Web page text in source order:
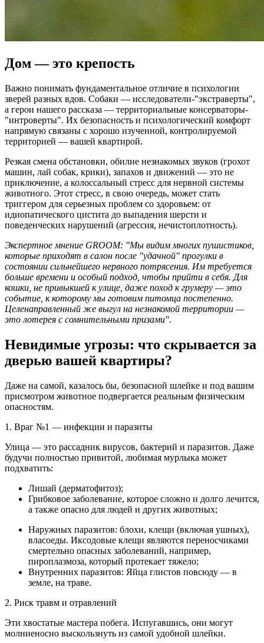
Дом — это крепость
Важно понимать фундаментальное отличие в психологии
зверей разных вдов. Собаки — исследователи-"экстраверты",
а герои нашего рассказа — территориальные консерваторы-
"интроверты". Их безопасность и психологический комфорт
напрямую связаны с хорошо изученной, контролируемой
территорией — вашей квартирой.
Резкая смена обстановки, обилие незнакомых звуков (грохот
машин, лай собак, крики), запахов и движений — это не
приключение, а колоссальный стресс для нервной системы
животного. Этот стресс, в свою очередь, может стать
триггером для серьезных проблем со здоровьем: от
идиопатического цистита до выпадения шерсти и
поведенческих нарушений (агрессия, нечистоплотность).
Экспертное мнение GROOM: "Мы видим многих пушистиков,
которые приходят в салон после "удачной" прогулки в
состоянии сильнейшего нервного потрясения. Им требуется
больше времени и особый подход, чтобы прийти в себя. Для
кошки, не привыкшей к улице, даже поход к грумеру — это
событие, к которому мы готовим питомца постепенно.
Целенаправленный же выгул на незнакомой территории —
это лотерея с сомнительными призами".
Невидимые угрозы: что скрывается за
дверью вашей квартиры?
Даже на самой, казалось бы, безопасной шлейке и под вашим
присмотром животное подвергается реальным физическим
опасностям.
1. Враг №1 — инфекции и паразиты
Улица — это рассадник вирусов, бактерий и паразитов. Даже
будучи полностью привитой, любимая мурлыка может
подхватить:
Лишай (дерматофитоз);
Грибковое заболевание, которое сложно и долго лечится,
а также опасно для людей и других животных;
Наружных паразитов: блохи, клещи (включая ушных),
власоеды. Иксодовые клещи являются переносчиками
смертельно опасных заболеваний, например,
пироплазмоза, который протекает тяжело;
Внутренних паразитов: Яйца глистов повсюду — в
земле, на траве.
2. Риск травм и отравлений
Эти хвостатые мастера побега. Испугавшись, они могут
молниеносно выскользнуть из самой удобной шлейки.